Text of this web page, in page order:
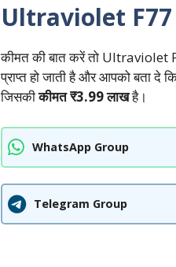
Ultraviolet
कीमत की बात करें तो Ultraviolet
प्राप्त हो जाती है और आपको बता दे
जिसकीकीमत ₹3.99 लाखहै।
WhatsApp Group
Telegram Group